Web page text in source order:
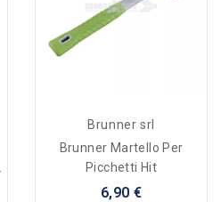
Brunner srl
Brunner Martello Per
Picchetti Hit
6,90 €